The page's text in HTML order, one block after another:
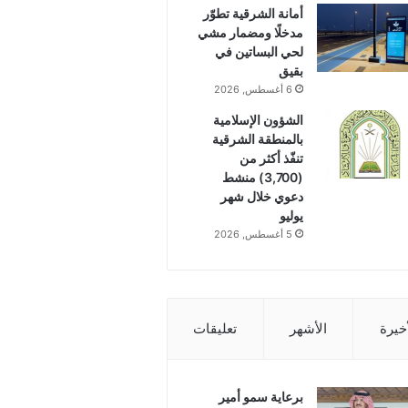
أمانة الشرقية تطوّر
مدخلًا ومضمار مشي
لحي البساتين في
بقيق
6 أغسطس, 2026
الشؤون الإسلامية
بالمنطقة الشرقية
تنفّذ أكثر من
(3,700) منشط
دعوي خلال شهر
يوليو
5 أغسطس, 2026
الأشهر تعليقات
برعاية سمو أمير